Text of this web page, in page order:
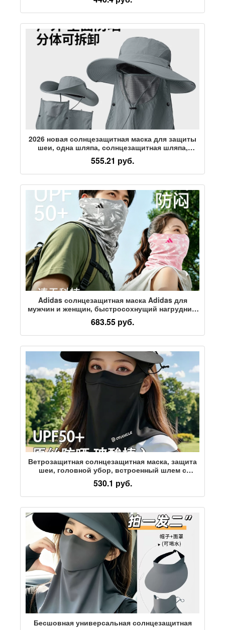
верховой езды, закрывающий шею,
солнцезащитный козырек, анфас, рыбалка на
2026 новая солнцезащитная маска для защиты
шеи, одна шляпа, солнцезащитная шляпа,
женская уличная Сычуаньская альпинистская
луговая солнцезащитная шляпа, мужская
555.21 руб.
Adidas солнцезащитная маска Adidas для
мужчин и женщин, быстросохнущий нагрудник,
ветрозащитный чехол для пеших прогулок по
песку, защита шеи, тонкое полотенце для лица
683.55 руб.
Ветрозащитная солнцезащитная маска, защита
шеи, головной убор, встроенный шлем с
защитой от ультрафиолета, новый женский
чехол для езды на велосипеде, полная защита
лица из ледяного шелка
530.1 руб.
Бесшовная универсальная солнцезащитная